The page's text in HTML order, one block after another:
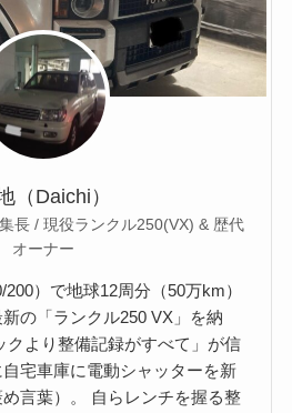
（Daichi）
長 / 現役ランクル250(VX) & 歴代
オーナー
）で地球12周分（50万km）
の「ランクル250 VX」を納
クより整備記録がすべて」が信
宅車庫に電動シャッターを新
言葉）。 自らレンチを握る整